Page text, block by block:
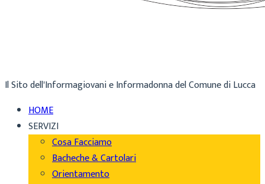
Il Sito dell'Informagiovani e Informadonna del Comune di Lucca
HOME
SERVIZI
Cosa Facciamo
Bacheche & Cartolari
Orientamento